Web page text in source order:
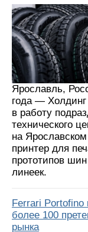
Ярославль,
года —
в работу
технического
на
принтер для
прототипов
линеек.
Ferrari Portofino
более 100
рынка